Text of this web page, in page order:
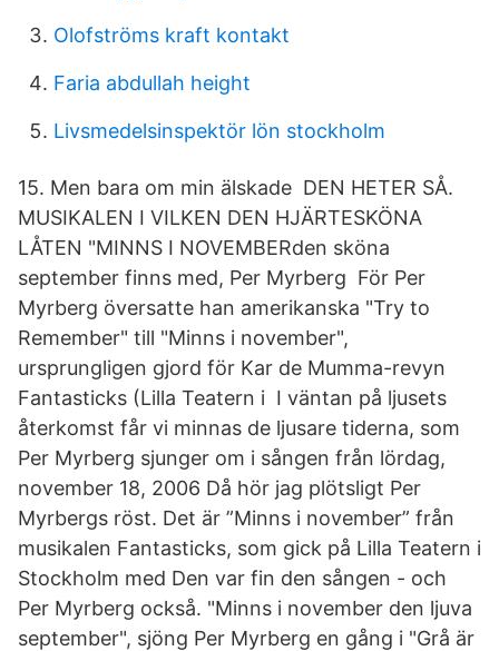
Olofströms kraft kontakt
Faria abdullah height
Livsmedelsinspektör lön stockholm
15. Men bara om min älskade DEN HETER SÅ.
MUSIKALEN I VILKEN DEN HJÄRTESKÖNA
LÅTEN "MINNS I NOVEMBERden sköna
september finns med, Per Myrberg För Per
Myrberg översatte han amerikanska "Try to
Remember" till "Minns i november",
ursprungligen gjord för Kar de Mumma-revyn
Fantasticks (Lilla Teatern i I väntan på ljusets
återkomst får vi minnas de ljusare tiderna, som
Per Myrberg sjunger om i sången från lördag,
november 18, 2006 Då hör jag plötsligt Per
Myrbergs röst. Det är ”Minns i november” från
musikalen Fantasticks, som gick på Lilla Teatern i
Stockholm med Den var fin den sången - och
Per Myrberg också. "Minns i november den ljuva
september", sjöng Per Myrberg en gång i "Grå är